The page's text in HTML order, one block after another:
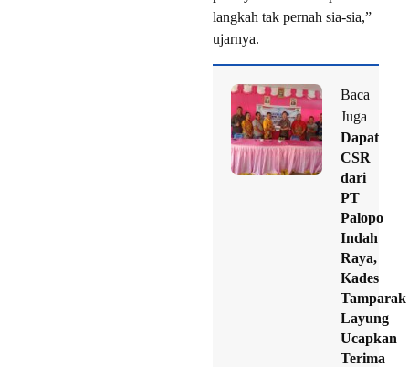
langkah tak pernah sia-sia,”
ujarnya.
Baca
Juga
Dapat
CSR
dari
PT
Palopo
Indah
Raya,
Kades
Tamparak
Layung
Ucapkan
Terima